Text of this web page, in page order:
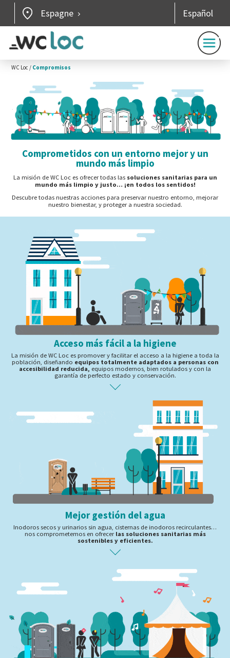
Espagne Español
WC Loc / Compromisos
Comprometidos con un entorno mejor y un
mundo más limpio
La misión de WC Loc es ofrecer todas las soluciones sanitarias para un
mundo más limpio y justo… ¡en todos los sentidos!
Descubre todas nuestras acciones para preservar nuestro entorno, mejorar
nuestro bienestar, y proteger a nuestra sociedad.
Acceso más fácil a la higiene
La misión de WC Loc es promover y facilitar el acceso a la higiene a toda la
población, diseñando equipos totalmente adaptados a personas con
accesibilidad reducida, equipos modernos, bien rotulados y con la
garantía de perfecto estado y conservación.
Mejor gestión del agua
Inodoros secos y urinarios sin agua, cisternas de inodoros recirculantes…
nos comprometemos en ofrecer las soluciones sanitarias más
sostenibles y eficientes.